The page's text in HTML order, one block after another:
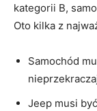
kategorii B,
Oto kilka z
Samochód
Jeep ​musi